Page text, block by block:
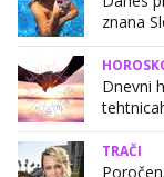
znana
Dnevni
TRAČI